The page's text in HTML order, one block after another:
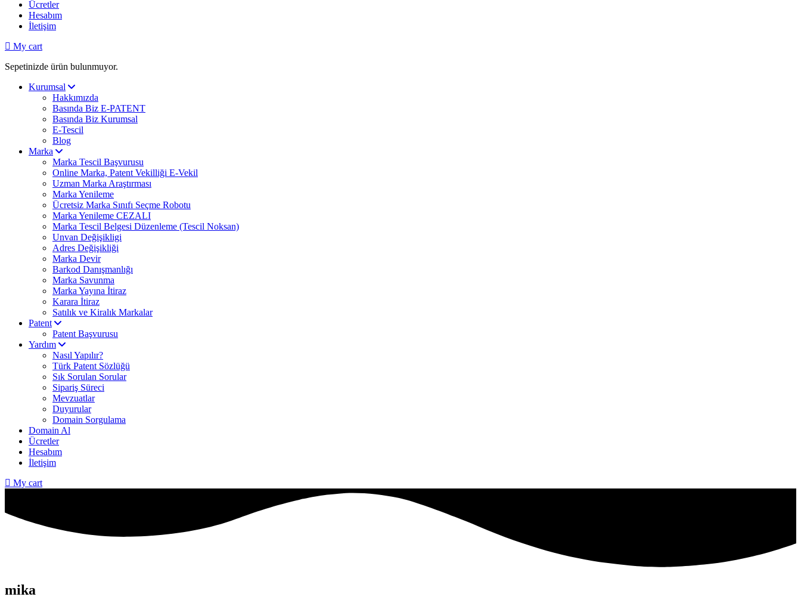
Ücretler
Hesabım
İletişim
My cart
Sepetinizde ürün bulunmuyor.
Kurumsal
Hakkımızda
Basında Biz E-PATENT
Basında Biz Kurumsal
E-Tescil
Blog
Marka
Marka Tescil Başvurusu
Online Marka, Patent Vekilliği E-Vekil
Uzman Marka Araştırması
Marka Yenileme
Ücretsiz Marka Sınıfı Seçme Robotu
Marka Yenileme CEZALI
Marka Tescil Belgesi Düzenleme (Tescil Noksan)
Unvan Değişikligi
Adres Değişikliği
Marka Devir
Barkod Danışmanlığı
Marka Savunma
Marka Yayına İtiraz
Karara İtiraz
Satılık ve Kiralık Markalar
Patent
Patent Başvurusu
Yardım
Nasıl Yapılır?
Türk Patent Sözlüğü
Sık Sorulan Sorular
Sipariş Süreci
Mevzuatlar
Duyurular
Domain Sorgulama
Domain Al
Ücretler
Hesabım
İletişim
My cart
mika